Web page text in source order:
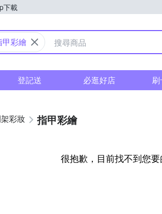
下載
購物中心
甲彩繪
登記送 必逛好店
彩妝 指甲彩繪
很抱歉，目前找不到您